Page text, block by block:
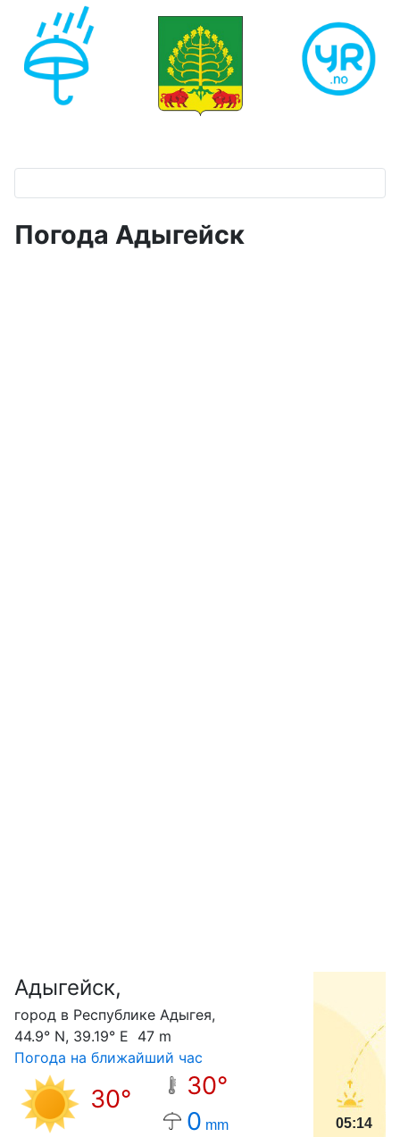
Погода Адыгейск
Адыгейск,
город в Республике Адыгея,
44.9° N, 39.19° E 47 m
Погода на ближайший час
30°
30°
0 mm 05:14